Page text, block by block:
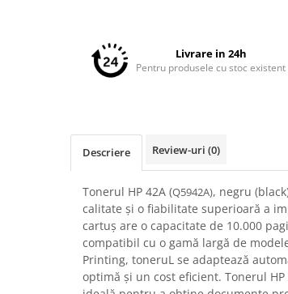
Imprimante 3D
Accesorii imprimante 3D
Laptopuri / notebookuri
Laptopuri gaming
Laptop-uri 2 in 1
Accesorii laptop
Livrare in 24h
Pentru produsele cu stoc existent
Descriere Review-uri (0)
Tonerul HP 42A (Q5942A), negru
calitate și o fiabilitate superioară a
cartuș are o capacitate de 10.000
compatibil cu o gamă largă de
Printing, toneruL se adaptează
optimă și un cost eficient. Tonerul